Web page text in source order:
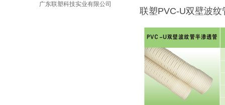
广东联塑科技实业有限公司
联塑PVC-U双壁波纹